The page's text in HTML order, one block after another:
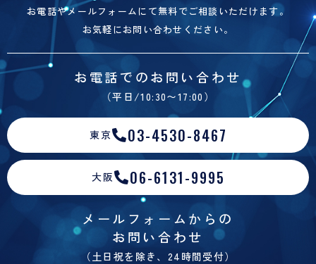
お電話やメールフォームにて無料でご相談いただけます。
お気軽にお問い合わせください。
お電話でのお問い合わせ
（平日/10:30〜17:00）
東京 03-4530-8467
大阪 06-6131-9995
メールフォームからの
お問い合わせ
（土日祝を除き、24時間受付）